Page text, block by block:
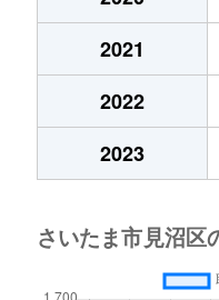
2021
2022
2023